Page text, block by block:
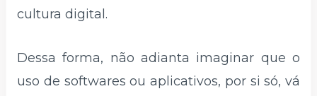
cultura digital.
Dessa forma, não adianta imaginar que o
uso de softwares ou aplicativos, por si só, vá